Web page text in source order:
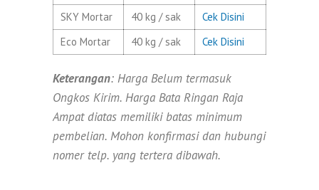
SKY Mortar 40 kg / sak
Cek Disini
Eco Mortar
40 kg / sak Cek Disini
Keterangan: Harga Belum termasuk
Ongkos Kirim. Harga Bata Ringan Raja
Ampat diatas memiliki batas minimum
pembelian. Mohon konfirmasi dan hubungi
nomer telp. yang tertera dibawah.